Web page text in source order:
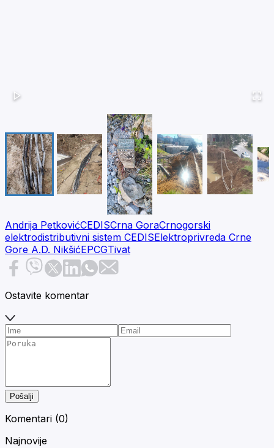
Andrija PetkovićCEDISCrna GoraCrnogorski
elektrodistributivni sistem CEDISElektroprivreda Crne
Gore A.D. NikšićEPCGTivat
Ostavite komentar
Pošalji
Komentari (0)
Najnovije